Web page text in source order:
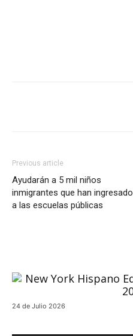
Previous article
Ayudarán a 5 mil niños
inmigrantes que han ingresado
a las escuelas públicas
24 de Julio 2026